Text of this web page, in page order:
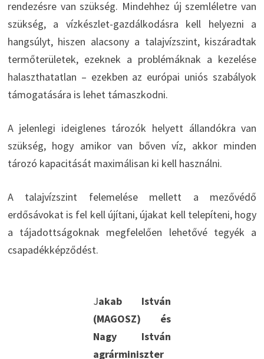
rendezésre van szükség. Mindehhez új szemléletre van
szükség, a vízkészlet-gazdálkodásra kell helyezni a
hangsúlyt, hiszen alacsony a talajvízszint, kiszáradtak
termőterületek, ezeknek a problémáknak a kezelése
halaszthatatlan – ezekben az európai uniós szabályok
támogatására is lehet támaszkodni.
A jelenlegi ideiglenes tározók helyett állandókra van
szükség, hogy amikor van bőven víz, akkor minden
tározó kapacitását maximálisan ki kell használni.
A talajvízszint felemelése mellett a mezővédő
erdősávokat is fel kell újítani, újakat kell telepíteni, hogy
a tájadottságoknak megfelelően lehetővé tegyék a
csapadékképződést.
Jakab István
(MAGOSZ) és
Nagy István
agrárminiszter